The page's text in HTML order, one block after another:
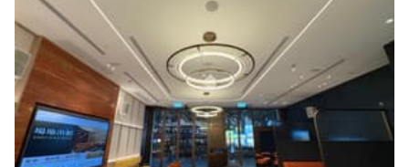
Spazio hall
Spazio per Eventi
Spazio pubblicitario
Spazio unico
Stand / Bancarella